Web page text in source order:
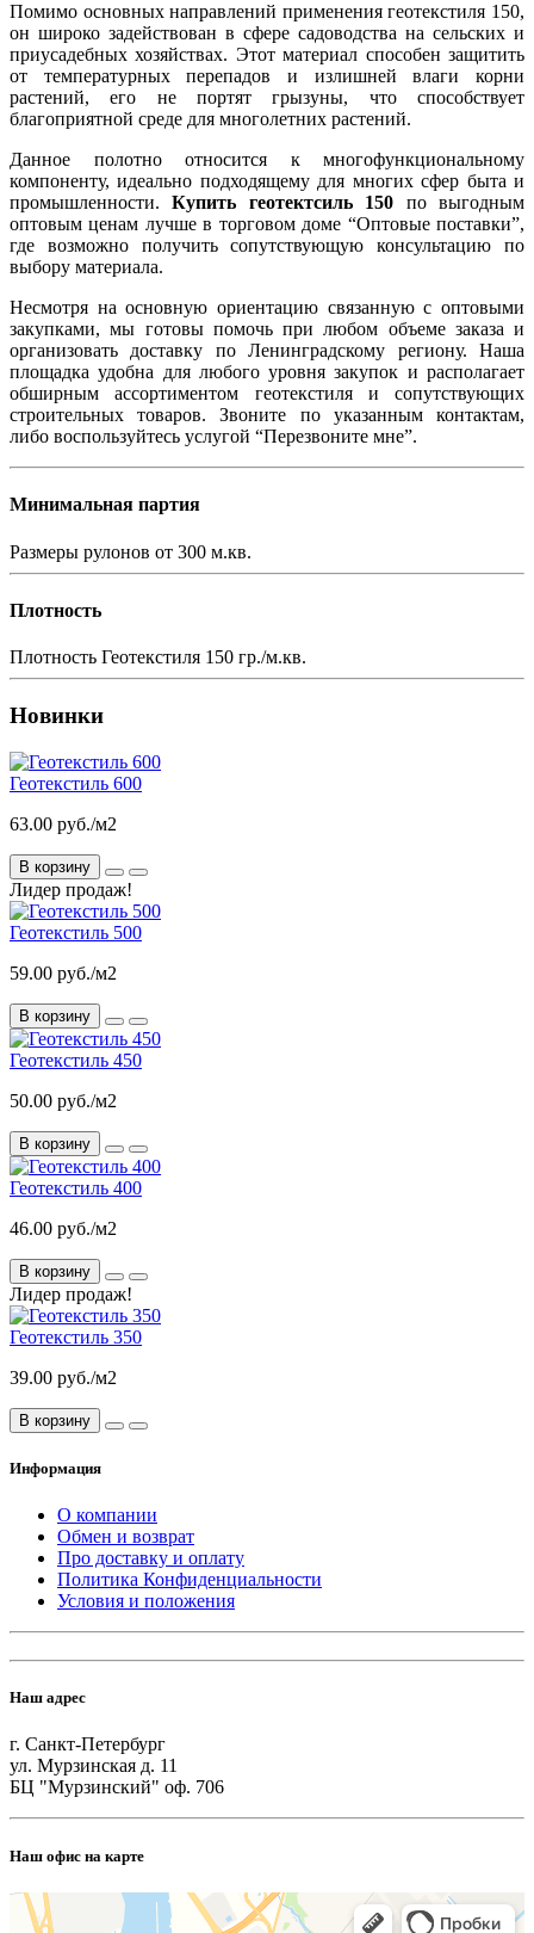
Помимо основных направлений применения геотекстиля 150,
он широко задействован в сфере садоводства на сельских и
приусадебных хозяйствах. Этот материал способен защитить
от температурных перепадов и излишней влаги корни
растений, его не портят грызуны, что способствует
благоприятной среде для многолетних растений.
Данное полотно относится к многофункциональному
компоненту, идеально подходящему для многих сфер быта и
промышленности.Купить геотектсиль 150 по выгодным
оптовым ценам лучше в торговом доме “Оптовые поставки”,
где возможно получить сопутствующую консультацию по
выбору материала.
Несмотря на основную ориентацию связанную с оптовыми
закупками, мы готовы помочь при любом объеме заказа и
организовать доставку по Ленинградскому региону. Наша
площадка удобна для любого уровня закупок и располагает
обширным ассортиментом геотекстиля и сопутствующих
строительных товаров. Звоните по указанным контактам,
либо воспользуйтесь услугой “Перезвоните мне”.
Минимальная партия
Размеры рулонов от 300 м.кв.
Плотность
Плотность Геотекстиля 150 гр./м.кв.
Новинки
Геотекстиль 600
63.00 руб./м2
В корзину
Лидер продаж!
Геотекстиль 500
59.00 руб./м2
В корзину
Геотекстиль 450
50.00 руб./м2
В корзину
Геотекстиль 400
46.00 руб./м2
В корзину
Лидер продаж!
Геотекстиль 350
39.00 руб./м2
В корзину
Информация
О компании
Обмен и возврат
Про доставку и оплату
Политика Конфиденциальности
Условия и положения
Наш адрес
г. Санкт-Петербург
ул. Мурзинская д. 11
БЦ "Мурзинский" оф. 706
Наш офис на карте